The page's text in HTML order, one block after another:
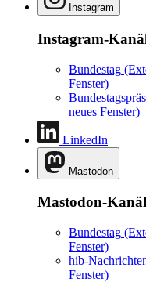
Instagram
Instagram-
Bundestag
Fenster)
neues Fenster)
LinkedIn
Mastodon
Mastodon-
Bundestag
Fenster)
hib-
Fenster)